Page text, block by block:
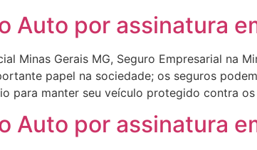
Auto por assinatura
Minas Gerais MG, Seguro Empresarial na
papel na sociedade; os seguros
para manter seu veículo protegido contra
Auto por assinatura